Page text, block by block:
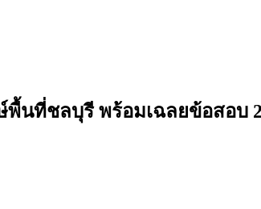
พื้นที่ชลบุรีพร้อมเฉลยข้อสอบ